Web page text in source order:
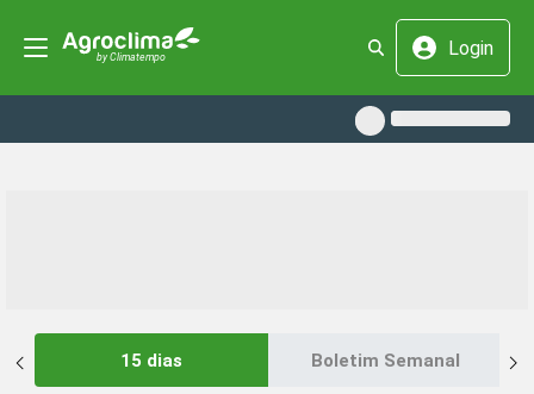
Login
15 dias Boletim Semanal